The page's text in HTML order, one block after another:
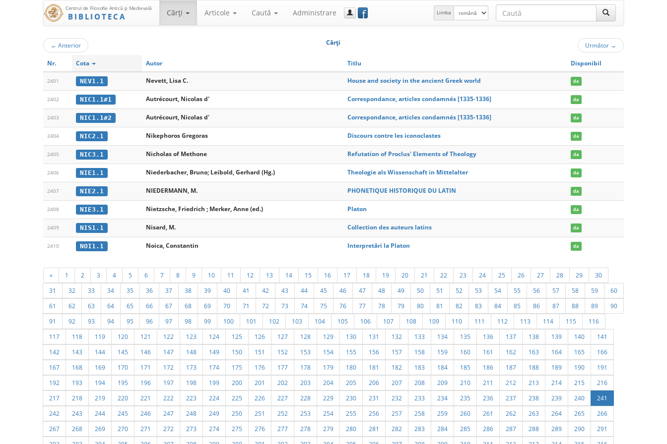
Centrul de Filosofie Antică şi Medievală
BIBLIOTECA Cărţi Articole Caută Administrare f Limba
← Anterior Cărţi Următor →
Nr. Cota Autor Titlu Disponibil
2401 NEV1.1 Nevett, Lisa C. House and society in the ancient Greek world da
2402 NIC1.1#1 Autrécourt, Nicolas d' Correspondance, articles condamnés [1335-1336] da
2403 NIC1.1#2 Autrécourt, Nicolas d' Correspondance, articles condamnés [1335-1336] da
2404 NIC2.1 Nikephoros Gregoras Discours contre les iconoclastes da
2405 NIC3.1 Nicholas of Methone Refutation of Proclus' Elements of Theology da
2406 NIE1.1 Niederbacher, Bruno; Leibold, Gerhard (Hg.) Theologie als Wissenschaft in Mittelalter da
2407 NIE2.1 NIEDERMANN, M. PHONETIQUE HISTORIQUE DU LATIN da
2408 NIE3.1 Nietzsche, Friedrich ; Merker, Anne (ed.) Platon da
2409 NIS1.1 Nisard, M. Collection des auteurs latins da
2410 NOI1.1 Noica, Constantin Interpretări la Platon da
« 1 2 3 4 5 6 7 8 9 10 11 12 13 14 15 16 17 18 19 20 21 22 23 24 25 26 27 28 29
30
31
32 33 34 35 36 37 38 39 40 41 42 43 44 45 46 47 48 49 50 51 52 53 54 55 56 57 58 59
60
61
62 63 64 65 66 67 68 69 70 71 72 73 74 75 76 77 78 79 80 81 82 83 84 85 86 87 88 89
90
91
92 93 94 95 96 97 98 99 100 101 102 103 104 105 106 107 108 109 110 111 112 113 114 115
116
117
118 119 120 121 122 123 124 125 126 127 128 129 130 131 132 133 134 135 136 137 138 139 140
141
142
143 144 145 146 147 148 149 150 151 152 153 154 155 156 157 158 159 160 161 162 163 164 165
166
167
168 169 170 171 172 173 174 175 176 177 178 179 180 181 182 183 184 185 186 187 188 189 190
191
192
193 194 195 196 197 198 199 200 201 202 203 204 205 206 207 208 209 210 211 212 213 214 215
216
217
218 219 220 221 222 223 224 225 226 227 228 229 230 231 232 233 234 235 236 237 238 239 240
241
242
243 244 245 246 247 248 249 250 251 252 253 254 255 256 257 258 259 260 261 262 263 264 265
266
267
268 269 270 271 272 273 274 275 276 277 278 279 280 281 282 283 284 285 286 287 288 289 290
291